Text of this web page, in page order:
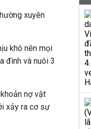
xuyên
khó nên mọi
đình và nuôi 3
nợ vật
xảy ra cơ sự